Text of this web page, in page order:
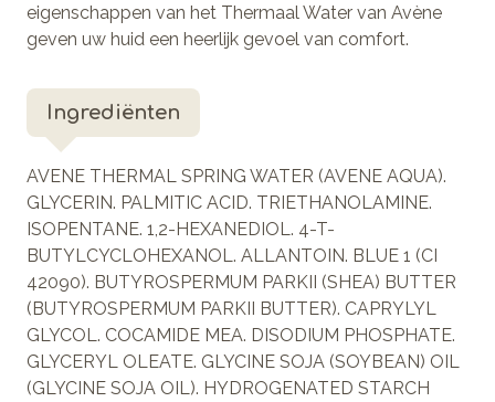
eigenschappen van het Thermaal Water van Avène
geven uw huid een heerlijk gevoel van comfort.
Ingrediënten
AVENE THERMAL SPRING WATER (AVENE AQUA).
GLYCERIN. PALMITIC ACID. TRIETHANOLAMINE.
ISOPENTANE. 1,2-HEXANEDIOL. 4-T-
BUTYLCYCLOHEXANOL. ALLANTOIN. BLUE 1 (CI
42090). BUTYROSPERMUM PARKII (SHEA) BUTTER
(BUTYROSPERMUM PARKII BUTTER). CAPRYLYL
GLYCOL. COCAMIDE MEA. DISODIUM PHOSPHATE.
GLYCERYL OLEATE. GLYCINE SOJA (SOYBEAN) OIL
(GLYCINE SOJA OIL). HYDROGENATED STARCH